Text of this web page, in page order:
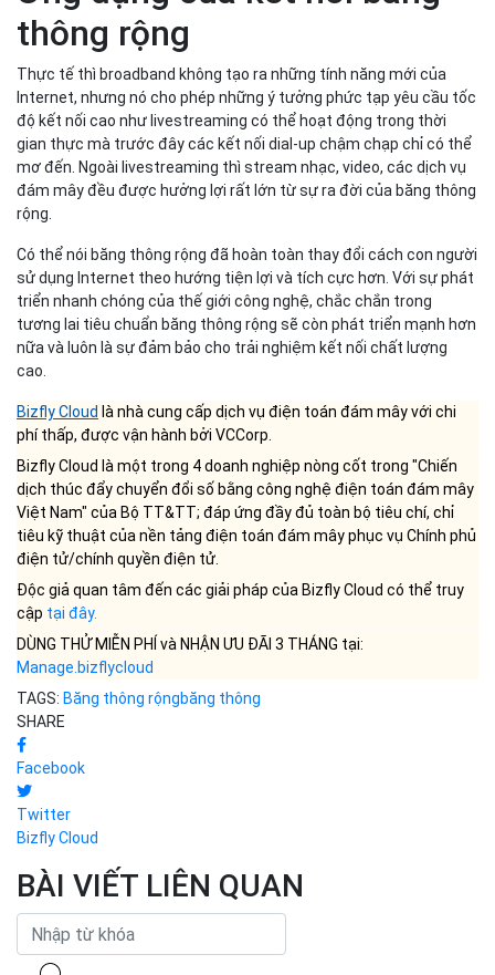
thông rộng
Thực tế thì broadband không tạo ra những tính năng mới của
Internet, nhưng nó cho phép những ý tưởng phức tạp yêu cầu tốc
độ kết nối cao như livestreaming có thể hoạt động trong thời
gian thực mà trước đây các kết nối dial-up chậm chạp chỉ có thể
mơ đến. Ngoài livestreaming thì stream nhạc, video, các dịch vụ
đám mây đều được hưởng lợi rất lớn từ sự ra đời của băng thông
rộng.
Có thể nói băng thông rộng đã hoàn toàn thay đổi cách con người
sử dụng Internet theo hướng tiện lợi và tích cực hơn. Với sự phát
triển nhanh chóng của thế giới công nghệ, chắc chắn trong
tương lai tiêu chuẩn băng thông rộng sẽ còn phát triển mạnh hơn
nữa và luôn là sự đảm bảo cho trải nghiệm kết nối chất lượng
cao.
Bizfly Cloud là nhà cung cấp dịch vụ điện toán đám mây với chi
phí thấp, được vận hành bởi VCCorp.
Bizfly Cloud là một trong 4 doanh nghiệp nòng cốt trong "Chiến
dịch thúc đẩy chuyển đổi số bằng công nghệ điện toán đám mây
Việt Nam" của Bộ TT&TT; đáp ứng đầy đủ toàn bộ tiêu chí, chỉ
tiêu kỹ thuật của nền tảng điện toán đám mây phục vụ Chính phủ
điện tử/chính quyền điện tử.
Độc giả quan tâm đến các giải pháp của Bizfly Cloud có thể truy
cập tại đây.
DÙNG THỬ MIỄN PHÍ và NHẬN ƯU ĐÃI 3 THÁNG tại:
Manage.bizflycloud
TAGS: Băng thông rộngbăng thông
SHARE
Facebook
Twitter
Bizfly Cloud
BÀI VIẾT LIÊN QUAN